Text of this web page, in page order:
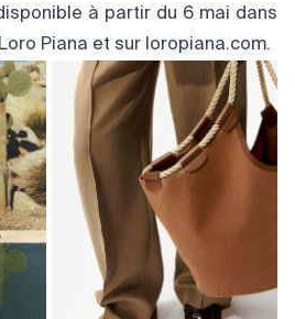
à partir du 6 mai dans
Piana et sur loropiana.com.